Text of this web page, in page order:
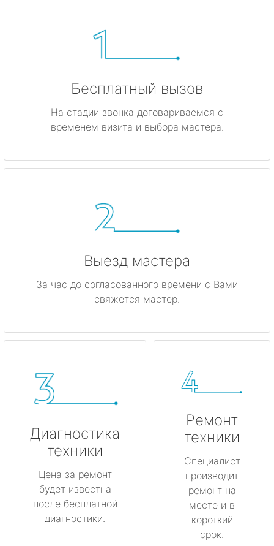
Бесплатный вызов
На стадии звонка договариваемся с
временем визита и выбора мастера.
Выезд мастера
За час до согласованного времени с Вами
свяжется мастер.
Диагностика
техники
Цена за ремонт
будет известна
после бесплатной
диагностики.
Ремонт
техники
Специалист
производит
ремонт на
месте и в
короткий
срок.